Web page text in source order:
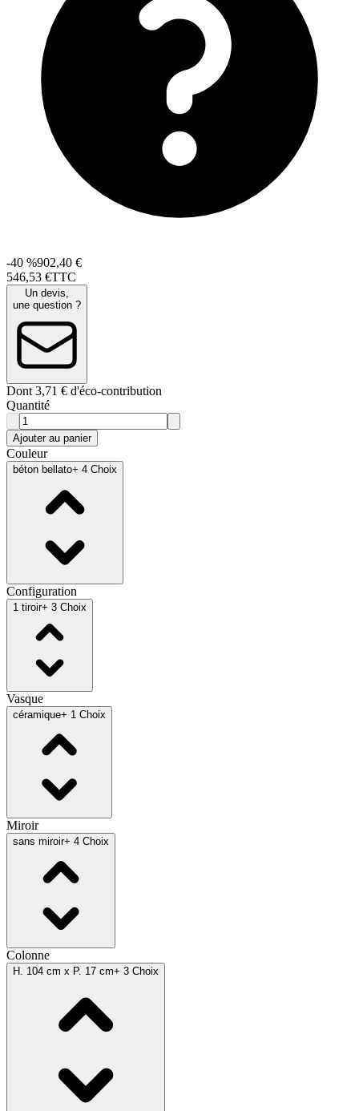
-40 %902,40 €
546,53 €TTC
Un devis,
une question ?
Dont 3,71 € d'éco-contribution
Quantité
Ajouter au panier
Couleur
béton bellato+ 4 Choix
Configuration
1 tiroir+ 3 Choix
Vasque
céramique+ 1 Choix
Miroir
sans miroir+ 4 Choix
Colonne
H. 104 cm x P. 17 cm+ 3 Choix